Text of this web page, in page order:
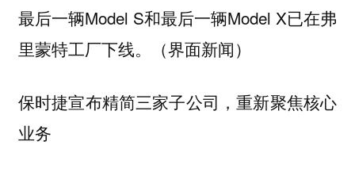
最后一辆Model S和最后一辆Model X已在弗
里蒙特工厂下线。（界面新闻）
保时捷宣布精简三家子公司，重新聚焦核心
业务